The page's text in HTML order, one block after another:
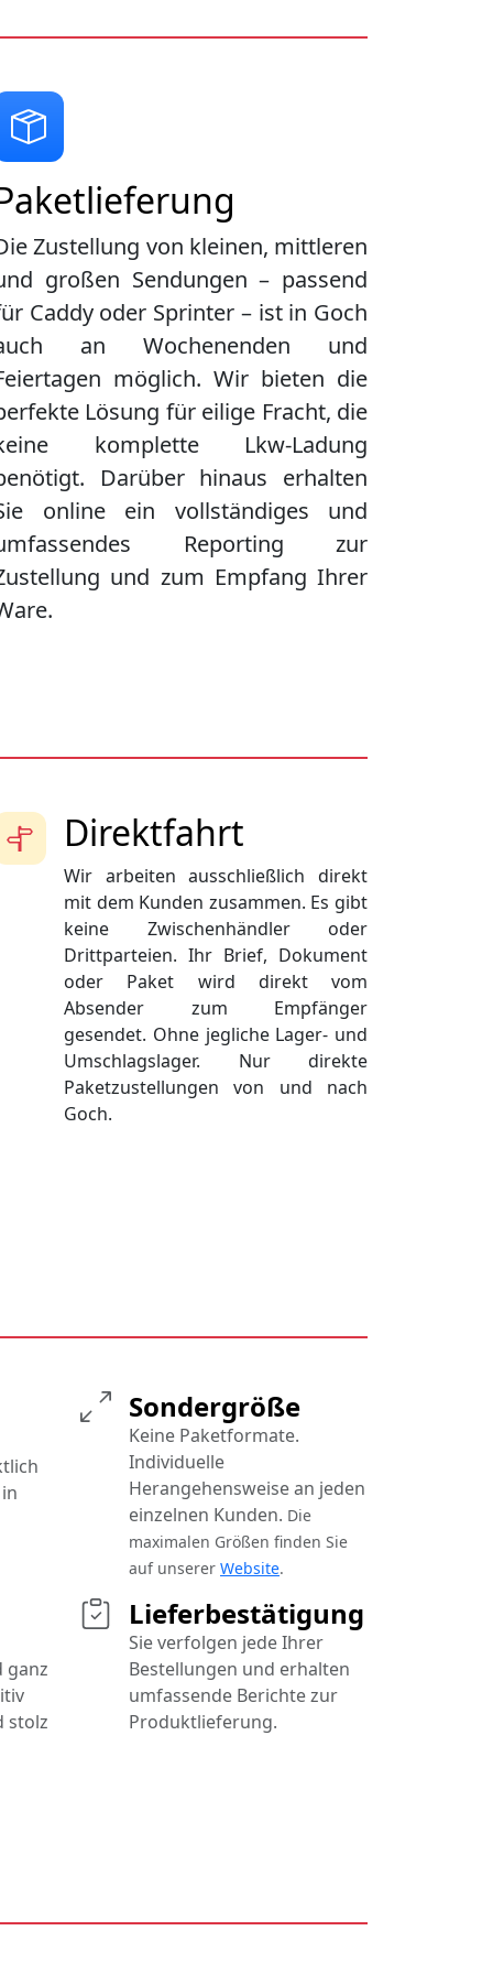
Zustellung von kleinen, mittleren
großen Sendungen – passend
Caddy oder Sprinter – ist in Goch
an Wochenenden und
möglich. Wir bieten die
Lösung für eilige Fracht, die
komplette Lkw-Ladung
Darüber hinaus erhalten
online ein vollständiges und
Reporting zur
und zum Empfang Ihrer
Direktfahrt
Wir arbeiten ausschließlich direkt
mit dem Kunden zusammen. Es gibt
keine Zwischenhändler oder
Drittparteien. Ihr Brief, Dokument
oder Paket wird direkt vom
Absender zum Empfänger
gesendet. Ohne jegliche Lager- und
Umschlagslager. Nur direkte
Paketzustellungen von und nach
Goch.
Sondergröße
Keine Paketformate.
Individuelle
Herangehensweise an jeden
einzelnen Kunden. Die
maximalen Größen finden Sie
auf unserer Website.
Lieferbestätigung
Sie verfolgen jede Ihrer
Bestellungen und erhalten
umfassende Berichte zur
Produktlieferung.
ganz
stolz